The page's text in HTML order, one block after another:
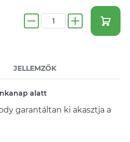
JELLEMZŐK
alatt
garantáltan ki akasztja a